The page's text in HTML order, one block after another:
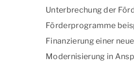
Unterbrechung der
Förderprogramme
Finanzierung einer
Modernisierung in